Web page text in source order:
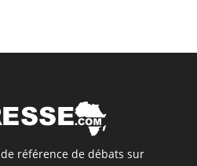
référence de débats sur